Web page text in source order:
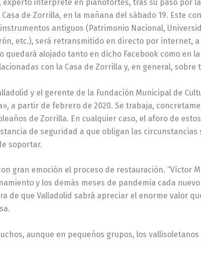
, experto intérprete en pianofortes, tras su paso por
de Zorrilla, en la mañana del sábado 19. Este
antiguos (Patrimonio Nacional,
etc.), será retransmitido en directo por internet,
quedará alojado tanto en dicho Facebook como en
con la Casa de Zorrilla y, en general,
y el gerente de la Fundación Municipal de
a partir de febrero de 2020. Se trabaja,
de Zorrilla. En cualquier caso, el aforo de
de seguridad a que obligan las
soportar.
gran emoción el proceso de restauración.
y los demás meses de pandemia cada
de que Valladolid sabrá apreciar el enorme valor
aunque en pequeños grupos, los